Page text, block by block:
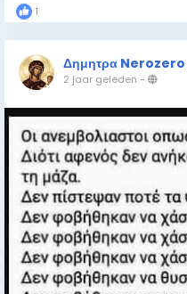
1
Δημητρα Nerozero
2 jaar geleden -